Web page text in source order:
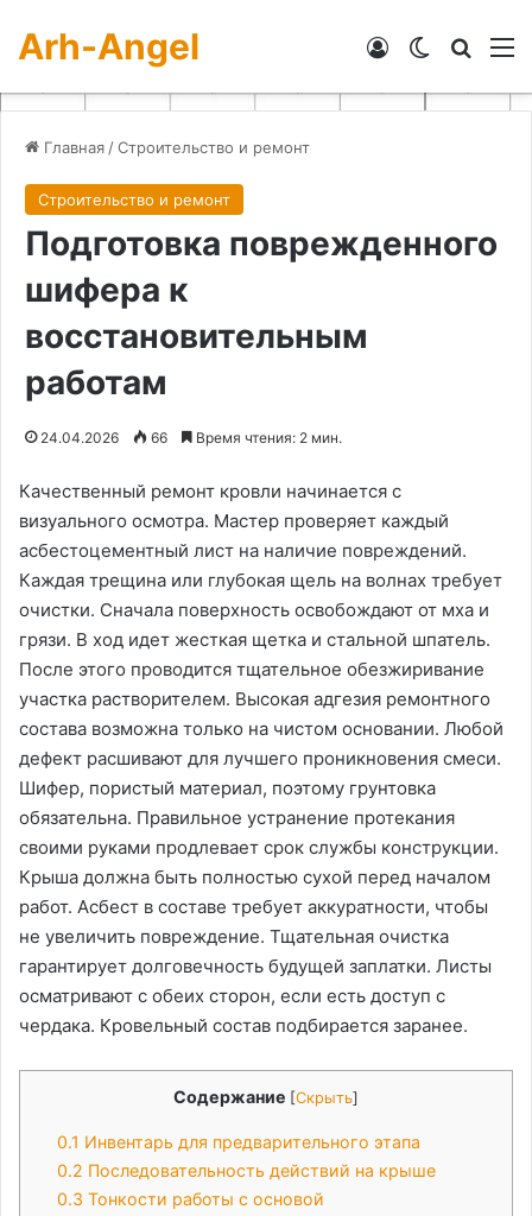
Arh-Angel Switch skin
Войти
Главная /Строительство и ремонт
Строительство и ремонт
Подготовка поврежденного
шифера к
восстановительным
работам
24.04.2026 66 Время чтения: 2 мин.
Качественный ремонт кровли начинается с
визуального осмотра. Мастер проверяет каждый
асбестоцементный лист на наличие повреждений.
Каждая трещина или глубокая щель на волнах требует
очистки. Сначала поверхность освобождают от мха и
грязи. В ход идет жесткая щетка и стальной шпатель.
После этого проводится тщательное обезжиривание
участка растворителем. Высокая адгезия ремонтного
состава возможна только на чистом основании. Любой
дефект расшивают для лучшего проникновения смеси.
Шифер, пористый материал, поэтому грунтовка
обязательна. Правильное устранение протекания
своими руками продлевает срок службы конструкции.
Крыша должна быть полностью сухой перед началом
работ. Асбест в составе требует аккуратности, чтобы
не увеличить повреждение. Тщательная очистка
гарантирует долговечность будущей заплатки. Листы
осматривают с обеих сторон, если есть доступ с
чердака. Кровельный состав подбирается заранее.
Содержание [Скрыть]
0.1 Инвентарь для предварительного этапа
0.2 Последовательность действий на крыше
0.3 Тонкости работы с основой